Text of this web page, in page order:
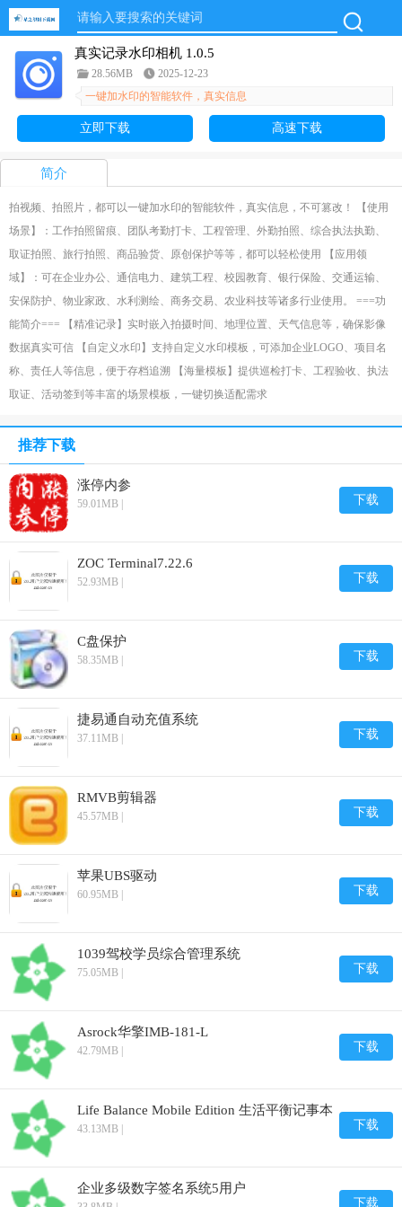
真实记录水印相机 1.0.5
28.56MB
2025-12-23
一键加水印的智能软件，真实信息
立即下载 高速下载
简介
拍视频、拍照片，都可以一键加水印的智能软件，真实信息，不可篡改！ 【使用
场景】：工作拍照留痕、团队考勤打卡、工程管理、外勤拍照、综合执法执勤、
取证拍照、旅行拍照、商品验货、原创保护等等，都可以轻松使用 【应用领
域】：可在企业办公、通信电力、建筑工程、校园教育、银行保险、交通运输、
安保防护、物业家政、水利测绘、商务交易、农业科技等诸多行业使用。 ===功
能简介=== 【精准记录】实时嵌入拍摄时间、地理位置、天气信息等，确保影像
数据真实可信 【自定义水印】支持自定义水印模板，可添加企业LOGO、项目名
称、责任人等信息，便于存档追溯 【海量模板】提供巡检打卡、工程验收、执法
取证、活动签到等丰富的场景模板，一键切换适配需求
推荐下载
涨停内参
59.01MB | 下载
ZOC Terminal7.22.6
52.93MB | 下载
C盘保护
58.35MB | 下载
捷易通自动充值系统
37.11MB | 下载
RMVB剪辑器
45.57MB | 下载
苹果UBS驱动
60.95MB | 下载
1039驾校学员综合管理系统
75.05MB | 下载
Asrock华擎IMB-181-L
42.79MB | 下载
Life Balance Mobile Edition 生活平衡记事本
43.13MB | 下载
企业多级数字签名系统5用户
下载